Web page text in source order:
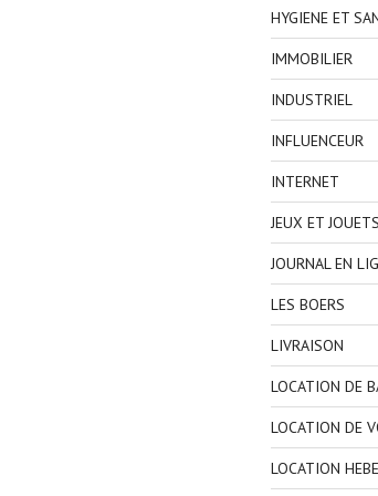
HYGIENE ET
IMMOBILIER
INDUSTRIEL
INFLUENCEUR
INTERNET
JEUX ET JOUETS
JOURNAL EN
LES BOERS
LIVRAISON
LOCATION DE
LOCATION DE
LOCATION